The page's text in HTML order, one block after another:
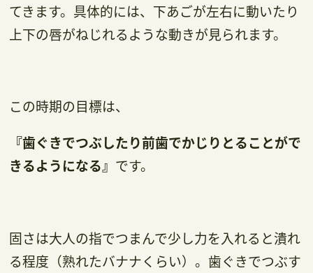
てきます。具体的には、下あごが左右に動いたり
上下の唇がねじれるような動きが見られます。
この時期の目標は、
『歯ぐきでつぶしたり前歯でかじりとることがで
きるようになる』 です。
固さは大人の指でつまんで少し力を入れると潰れ
る程度（熟れたバナナくらい）。歯ぐきでつぶす